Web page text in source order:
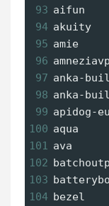
93 aifun
94 akuity
95 amie
96
97 anka-
98 anka-
99
100 aqua
101
ava
102
103
104 bezel